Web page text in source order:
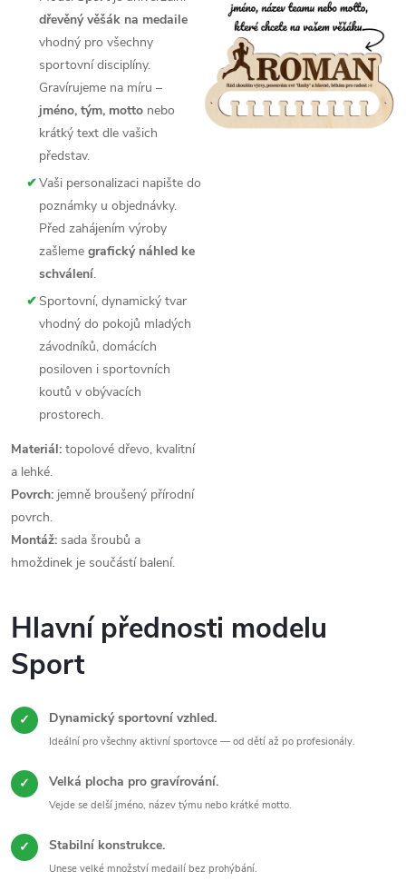
dřevěný věšák na medaile
vhodný pro všechny
sportovní disciplíny.
Gravírujeme na míru –
jméno, tým, mottonebo
krátký text dle vašich
představ.
✔Vaši personalizaci napište do
poznámky u objednávky.
Před zahájením výroby
zašleme grafický náhled ke
schválení.
✔ Sportovní, dynamický tvar
vhodný do pokojů mladých
závodníků, domácích
posiloven i sportovních
koutů v obývacích
prostorech.
Materiál: topolové dřevo, kvalitní
a lehké.
Povrch: jemně broušený přírodní
povrch.
Montáž: sada šroubů a
hmoždinek je součástí balení.
Hlavní přednosti modelu
Sport
✓ Dynamický sportovní vzhled.
Ideální pro všechny aktivní sportovce — od dětí až po profesionály.
✓ Velká plocha pro gravírování.
Vejde se delší jméno, název týmu nebo krátké motto.
✓ Stabilní konstrukce.
Unese velké množství medailí bez prohýbání.